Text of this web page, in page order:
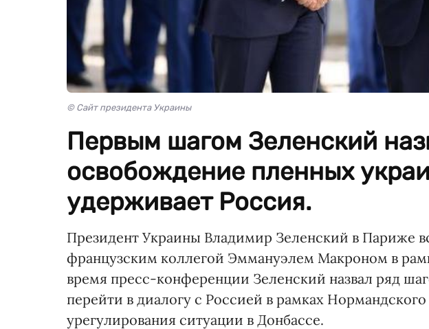
© Сайт президента Украины
Первым шагом Зеленский
освобождение пленных
удерживает Россия.
Президент Украины Владимир Зеленский в Париже
французским коллегой Эммануэлем Макроном в
время пресс-конференции Зеленский назвал ряд
перейти в диалогу с Россией в рамках
урегулирования ситуации в Донбассе.